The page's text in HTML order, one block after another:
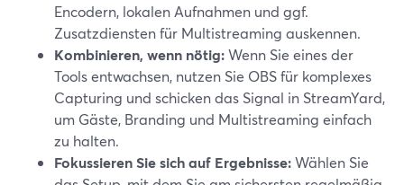
Encodern, lokalen Aufnahmen und ggf.
Zusatzdiensten für Multistreaming auskennen.
Kombinieren, wenn nötig:Wenn Sie eines der
Tools entwachsen, nutzen Sie OBS für komplexes
Capturing und schicken das Signal in StreamYard,
um Gäste, Branding und Multistreaming einfach
zu halten.
Fokussieren Sie sich auf Ergebnisse:Wählen Sie